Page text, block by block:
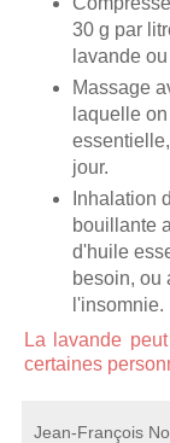
30 g par
lavande
Massage
laquelle
jour.
Inhalation
bouillante
d'huile
besoin, ou
l'insomnie.
La lavande
certaines
Jean-François